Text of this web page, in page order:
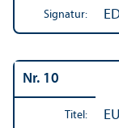
Signatur:
Nr. 10
Titel: